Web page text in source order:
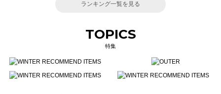
ランキング一覧を見る
TOPICS
特集